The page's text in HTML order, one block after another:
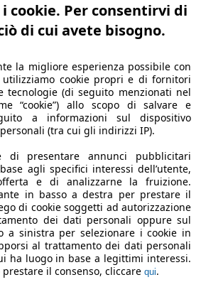
Anniversary
81 KW
(110 PS)
(110 PS)
Vintage OBC
81 KW
(110 PS)
cookie. Per consentirvi di
di cui avete bisogno.
la migliore esperienza possibile con
cookie propri e di fornitori
tecnologie (di seguito menzionati nel
“cookie”) allo scopo di salvare e
a informazioni sul dispositivo
(tra cui gli indirizzi IP).
di presentare annunci pubblicitari
agli specifici interessi dell’utente,
e di analizzarne la fruizione.
in basso a destra per prestare il
di cookie soggetti ad autorizzazione
dei dati personali oppure sul
a sinistra per selezionare i cookie in
al trattamento dei dati personali
ha luogo in base a legittimi interessi.
prestare il consenso, cliccare qui.